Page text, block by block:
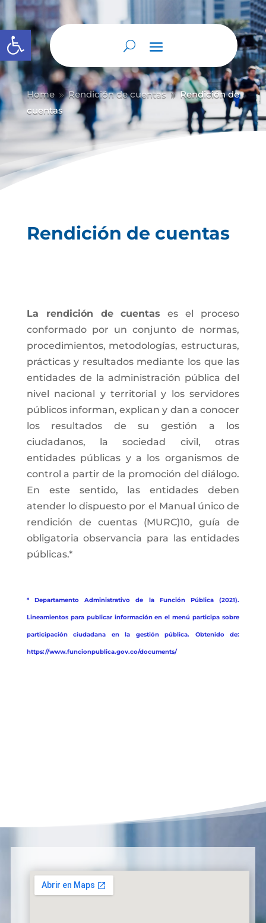
Abrir barra de herramientas
Home 9 Rendición de cuentas 9 Rendición de
cuentas
Rendición de cuentas
La rendición de cuentas es el proceso
conformado por un conjunto de normas,
procedimientos, metodologías, estructuras,
prácticas y resultados mediante los que las
entidades de la administración pública del
nivel nacional y territorial y los servidores
públicos informan, explican y dan a conocer
los resultados de su gestión a los
ciudadanos, la sociedad civil, otras
entidades públicas y a los organismos de
control a partir de la promoción del diálogo.
En este sentido, las entidades deben
atender lo dispuesto por el Manual único de
rendición de cuentas (MURC)10, guía de
obligatoria observancia para las entidades
públicas.*
* Departamento Administrativo de la Función Pública (2021).
Lineamientos para publicar información en el menú participa sobre
participación ciudadana en la gestión pública. Obtenido de:
https://www.funcionpublica.gov.co/documents/